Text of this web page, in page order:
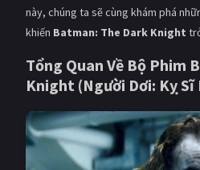
Viễn tưởng
Tình cảm - Lãng mạn
Giật gân
Bí ẩn
này, chúng ta sẽ cùng khám phá
khiến Batman: The Dark Knight
Tổng Quan Về Bộ Phim
Knight (Người Dơi: Kỵ